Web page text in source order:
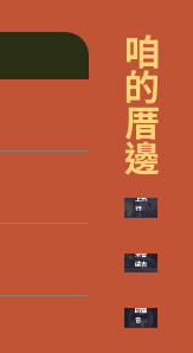
咱
的
厝
邊
當思
上飛
行
未曾
遠去
的聲
音